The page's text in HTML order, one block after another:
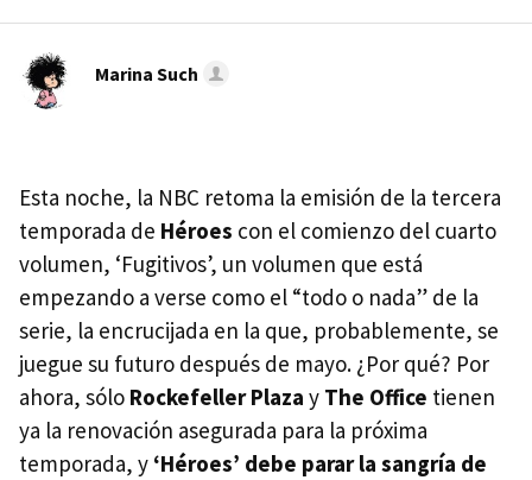
Marina Such
Esta noche, la NBC retoma la emisión de la tercera
temporada de Héroes con el comienzo del cuarto
volumen, ‘Fugitivos’, un volumen que está
empezando a verse como el “todo o nada” de la
serie, la encrucijada en la que, probablemente, se
juegue su futuro después de mayo. ¿Por qué? Por
ahora, sólo Rockefeller Plaza y The Office tienen
ya la renovación asegurada para la próxima
temporada, y ‘Héroes’ debe parar la sangría de